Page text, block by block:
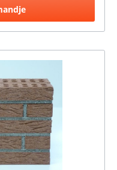
een structuur of
kan geperforeerd
de
perforeren is een
bij het bakken,
de stenen kunt u bij